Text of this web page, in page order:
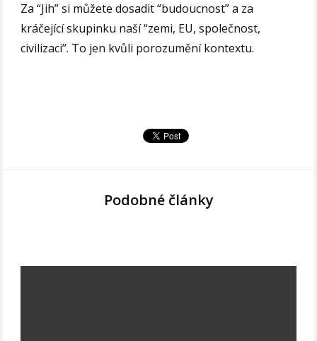
Za “Jih” si můžete dosadit “budoucnost” a za
kráčející skupinku naší “zemi, EU, společnost,
civilizaci”. To jen kvůli porozumění kontextu.
Podobné články